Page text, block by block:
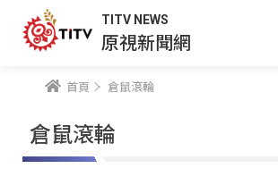
TITV NEWS
原視新聞網
首頁 倉鼠滾輪
倉鼠滾輪